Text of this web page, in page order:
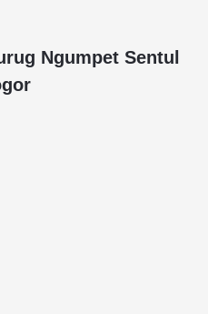
Ngumpet Sentul